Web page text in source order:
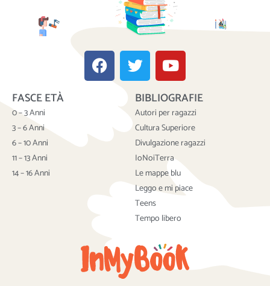
F
a
c
T
w
i
t
t
e
r
Y
o
u
t
u
b
e
FASCE ETÀ
0 – 3 Anni
3 – 6 Anni
6 – 10 Anni
11 – 13 Anni
14 – 16 Anni
BIBLIOGRAFIE
Autori per ragazzi
Cultura Superiore
Divulgazione ragazzi
IoNoiTerra
Le mappe blu
Leggo e mi piace
Teens
Tempo libero